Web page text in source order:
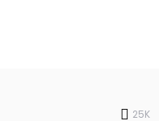
25K